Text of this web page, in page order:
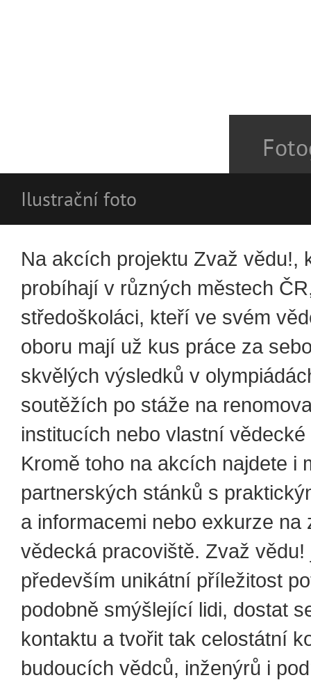
Ilustrační foto
Na akcích projektu Zvaž vědu!,
probíhají v různých městech
středoškoláci, kteří ve svém
oboru mají už kus práce za
skvělých výsledků v
soutěžích po stáže na
institucích nebo vlastní vědecké
Kromě toho na akcích najdete i
partnerských stánků s
a informacemi nebo exkurze na
vědecká pracoviště. Zvaž vědu!
především unikátní příležitost
podobně smýšlející lidi, dostat
kontaktu a tvořit tak celostátní
budoucích vědců, inženýrů i